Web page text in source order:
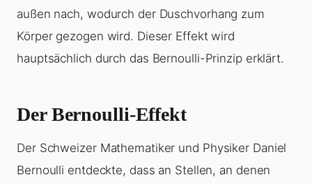
außen nach, wodurch der Duschvorhang zum
Körper gezogen wird. Dieser Effekt wird
hauptsächlich durch das Bernoulli-Prinzip erklärt.
Der Bernoulli-Effekt
Der Schweizer Mathematiker und Physiker Daniel
Bernoulli entdeckte, dass an Stellen, an denen